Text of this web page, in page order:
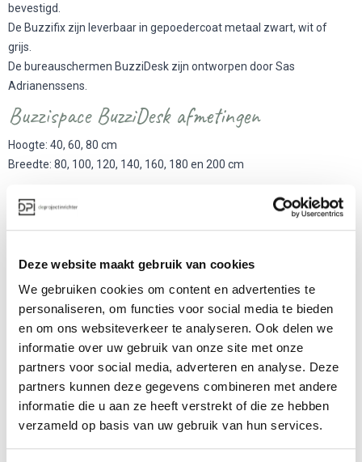
Deze website maakt gebruik van cookies
We gebruiken cookies om content en advertenties te
personaliseren, om functies voor social media te bieden
en om ons websiteverkeer te analyseren. Ook delen we
informatie over uw gebruik van onze site met onze
partners voor social media, adverteren en analyse. Deze
partners kunnen deze gegevens combineren met andere
informatie die u aan ze heeft verstrekt of die ze hebben
verzameld op basis van uw gebruik van hun services.
bevestigd.
De Buzzifix zijn leverbaar in gepoedercoat metaal zwart, wit of
grijs.
De bureauschermen BuzziDesk zijn ontworpen door Sas
Adrianenssens.
Buzzispace BuzziDesk afmetingen
Hoogte: 40, 60, 80 cm
Breedte: 80, 100, 120, 140, 160, 180 en 200 cm
Akoestische werking
honingraadkern gemaakt van karton met daaroverheen 100%
Meer producten van BuzziSpace